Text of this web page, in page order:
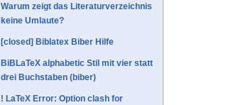
Warum zeigt das Literaturverzeichnis
keine Umlaute?
[closed] Biblatex Biber Hilfe
BiBLaTeX alphabetic Stil mit vier statt
drei Buchstaben (biber)
! LaTeX Error: Option clash for